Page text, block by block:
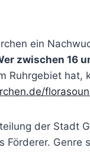
ein
zwischen 16
Ruhrgebiet hat,
der Stadt
Genre